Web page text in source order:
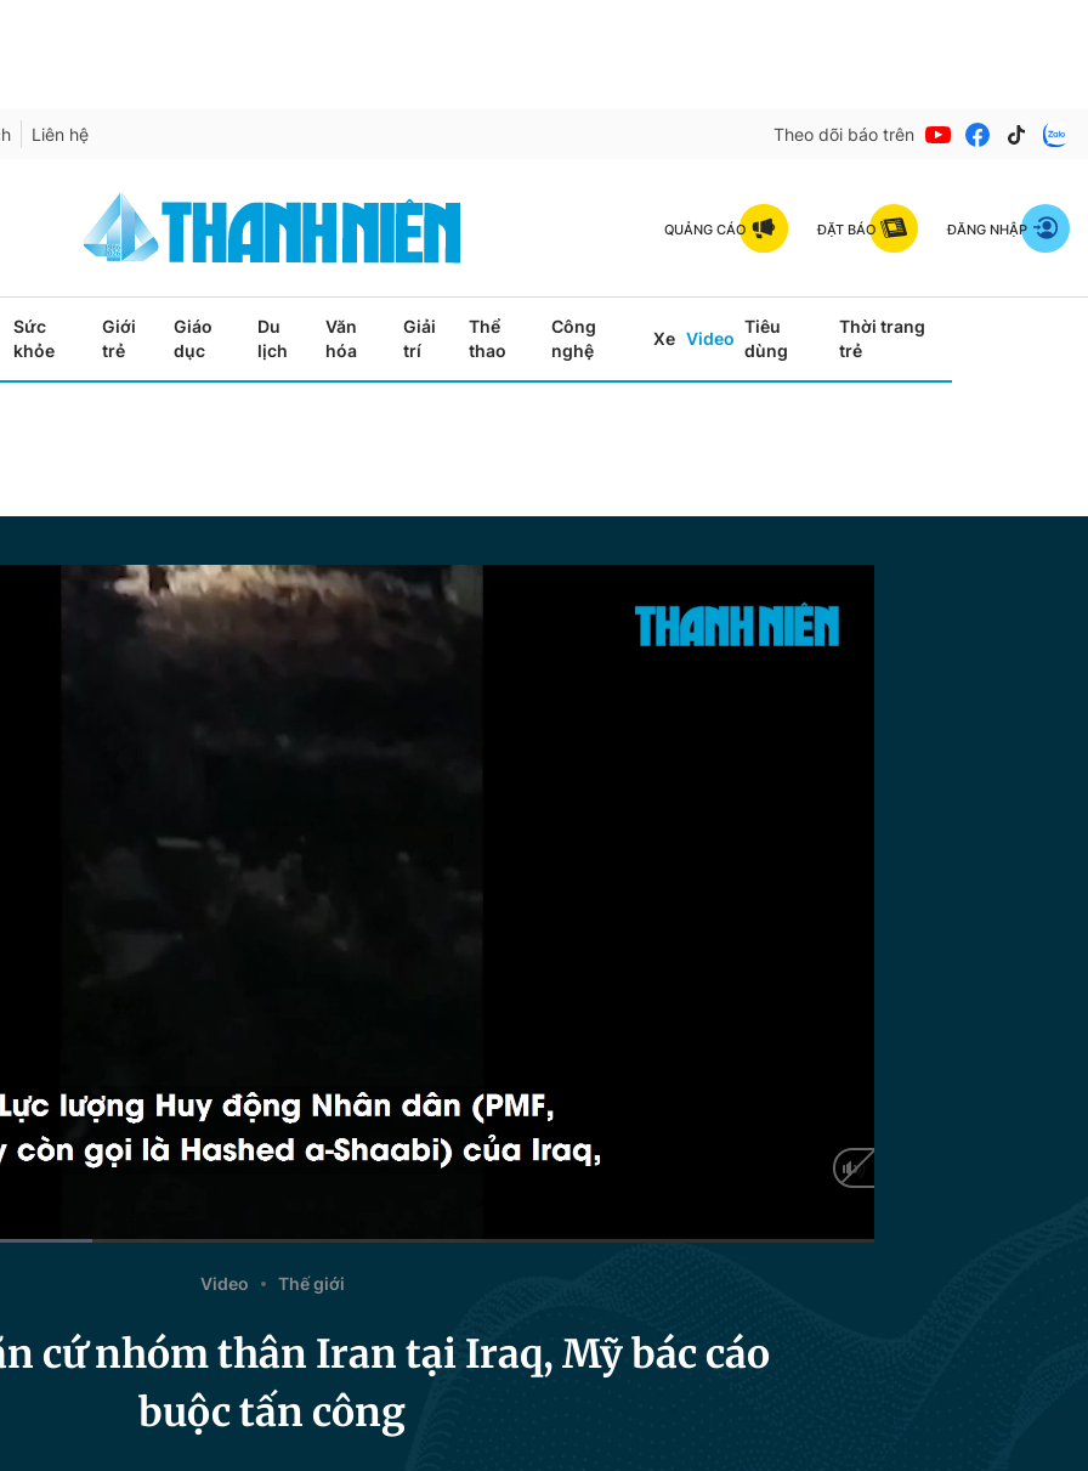
Liên hệ Theo dõi báo trên
QUẢNG CÁO ĐẶT BÁO ĐĂNG NHẬP
Sức
khỏe
Giới
trẻ
Giáo
dục
Du
lịch
Văn
hóa
Giải
trí
Thể
thao
Công
nghệ
Xe Video
Tiêu
dùng
Thời trang
trẻ
Video Thế giới
cứ nhóm thân Iran tại Iraq, Mỹ bác cáo
buộc tấn công